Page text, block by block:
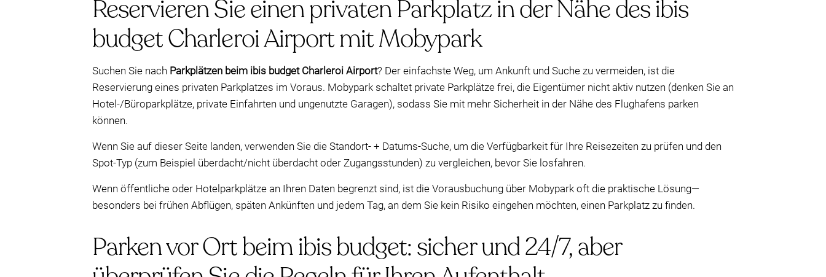
Reservieren Sie einen privaten Parkplatz in der Nähe des ibis
budget Charleroi Airport mit Mobypark
Suchen Sie nach Parkplätzen beim ibis budget Charleroi Airport? Der einfachste Weg, um Ankunft und Suche zu vermeiden, ist die
Reservierung eines privaten Parkplatzes im Voraus. Mobypark schaltet private Parkplätze frei, die Eigentümer nicht aktiv nutzen (denken Sie an
Hotel-/Büroparkplätze, private Einfahrten und ungenutzte Garagen), sodass Sie mit mehr Sicherheit in der Nähe des Flughafens parken
können.
Wenn Sie auf dieser Seite landen, verwenden Sie die Standort- + Datums-Suche, um die Verfügbarkeit für Ihre Reisezeiten zu prüfen und den
Spot-Typ (zum Beispiel überdacht/nicht überdacht oder Zugangsstunden) zu vergleichen, bevor Sie losfahren.
Wenn öffentliche oder Hotelparkplätze an Ihren Daten begrenzt sind, ist die Vorausbuchung über Mobypark oft die praktische Lösung—
besonders bei frühen Abflügen, späten Ankünften und jedem Tag, an dem Sie kein Risiko eingehen möchten, einen Parkplatz zu finden.
Parken vor Ort beim ibis budget: sicher und 24/7, aber